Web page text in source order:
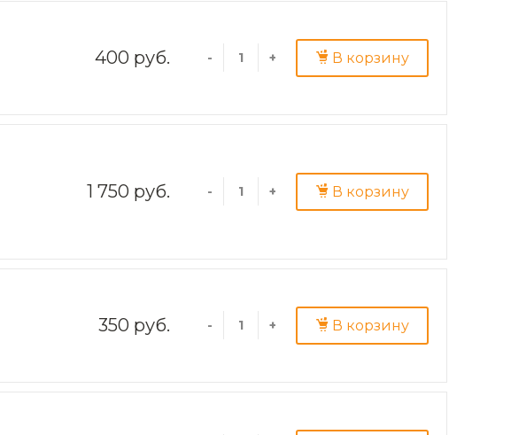
400 руб. - + В корзину
1 750 руб. - + В корзину
350 руб. - + В корзину